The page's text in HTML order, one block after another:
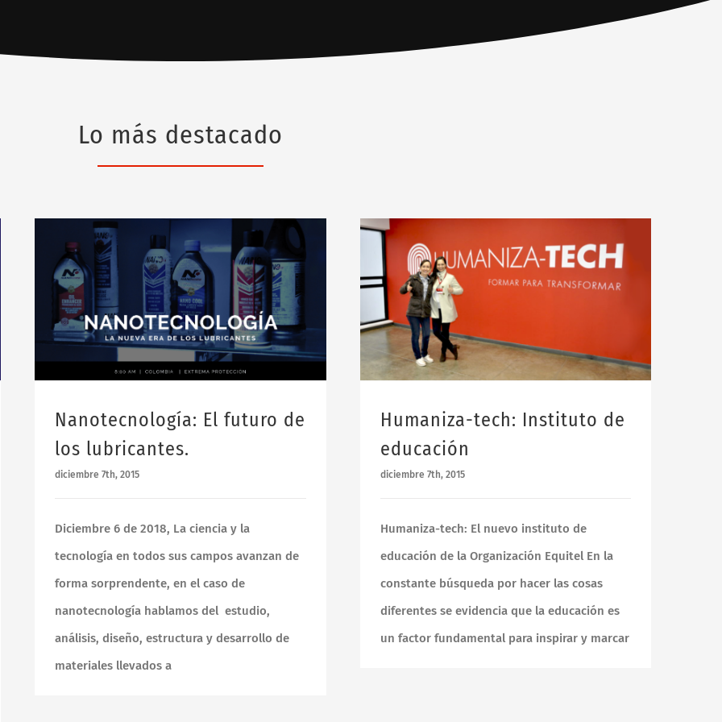
Lo más destacado
Nanotecnología: El futuro de
los lubricantes.
diciembre 7th, 2015
Diciembre 6 de 2018, La ciencia y la
tecnología en todos sus campos avanzan de
forma sorprendente, en el caso de
nanotecnología hablamos del estudio,
análisis, diseño, estructura y desarrollo de
materiales llevados a
Humaniza-tech: Instituto de
educación
diciembre 7th, 2015
Humaniza-tech: El nuevo instituto de
educación de la Organización Equitel En la
constante búsqueda por hacer las cosas
diferentes se evidencia que la educación es
un factor fundamental para inspirar y marcar
SEDE PRINCIPAL
Avenida Troncal de Occidente # 29 – 88 E Km 2.5 vía Btá –
Mosquera
Lun a Vie, 7:30 a.m. a 5:30 p.m. Sábado 8:00 a.m. a 12:00 m.